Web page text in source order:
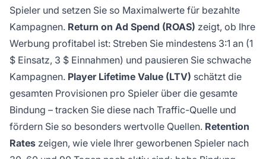
Spieler und setzen Sie so Maximalwerte für bezahlte
Kampagnen. Return on Ad Spend (ROAS) zeigt, ob Ihre
Werbung profitabel ist: Streben Sie mindestens 3:1 an (1
$ Einsatz, 3 $ Einnahmen) und pausieren Sie schwache
Kampagnen. Player Lifetime Value (LTV) schätzt die
gesamten Provisionen pro Spieler über die gesamte
Bindung – tracken Sie diese nach Traffic-Quelle und
fördern Sie so besonders wertvolle Quellen. Retention
Rates zeigen, wie viele Ihrer geworbenen Spieler nach